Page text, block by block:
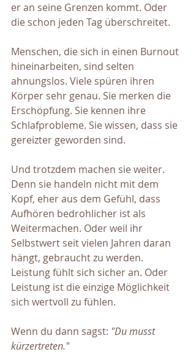
er an seine Grenzen kommt. Oder
die schon jeden Tag überschreitet.
Menschen, die sich in einen Burnout
hineinarbeiten, sind selten
ahnungslos. Viele spüren ihren
Körper sehr genau. Sie merken die
Erschöpfung. Sie kennen ihre
Schlafprobleme. Sie wissen, dass sie
gereizter geworden sind.
Und trotzdem machen sie weiter.
Denn sie handeln nicht mit dem
Kopf, eher aus dem Gefühl, dass
Aufhören bedrohlicher ist als
Weitermachen. Oder weil ihr
Selbstwert seit vielen Jahren daran
hängt, gebraucht zu werden.
Leistung fühlt sich sicher an. Oder
Leistung ist die einzige Möglichkeit
sich wertvoll zu fühlen.
Wenn du dann sagst: "Du musst
kürzertreten."